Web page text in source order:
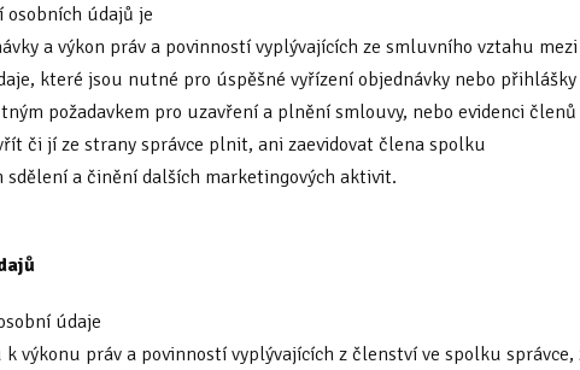
osobních údajů je
a výkon práv a povinností vyplývajících ze smluvního vztahu
které jsou nutné pro úspěšné vyřízení objednávky nebo
požadavkem pro uzavření a plnění smlouvy, nebo evidenci
či jí ze strany správce plnit, ani zaevidovat člena spolku
sdělení a činění dalších marketingových aktivit.
údaje
k výkonu práv a povinností vyplývajících z členství ve spolku